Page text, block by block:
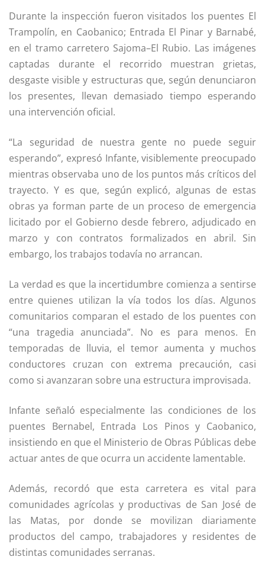
Durante la inspección fueron visitados los puentes El
Trampolín, en Caobanico; Entrada El Pinar y Barnabé,
en el tramo carretero Sajoma–El Rubio. Las imágenes
captadas durante el recorrido muestran grietas,
desgaste visible y estructuras que, según denunciaron
los presentes, llevan demasiado tiempo esperando
una intervención oficial.
“La seguridad de nuestra gente no puede seguir
esperando”, expresó Infante, visiblemente preocupado
mientras observaba uno de los puntos más críticos del
trayecto. Y es que, según explicó, algunas de estas
obras ya forman parte de un proceso de emergencia
licitado por el Gobierno desde febrero, adjudicado en
marzo y con contratos formalizados en abril. Sin
embargo, los trabajos todavía no arrancan.
La verdad es que la incertidumbre comienza a sentirse
entre quienes utilizan la vía todos los días. Algunos
comunitarios comparan el estado de los puentes con
“una tragedia anunciada”. No es para menos. En
temporadas de lluvia, el temor aumenta y muchos
conductores cruzan con extrema precaución, casi
como si avanzaran sobre una estructura improvisada.
Infante señaló especialmente las condiciones de los
puentes Bernabel, Entrada Los Pinos y Caobanico,
insistiendo en que el Ministerio de Obras Públicas debe
actuar antes de que ocurra un accidente lamentable.
Además, recordó que esta carretera es vital para
comunidades agrícolas y productivas de San José de
las Matas, por donde se movilizan diariamente
productos del campo, trabajadores y residentes de
distintas comunidades serranas.